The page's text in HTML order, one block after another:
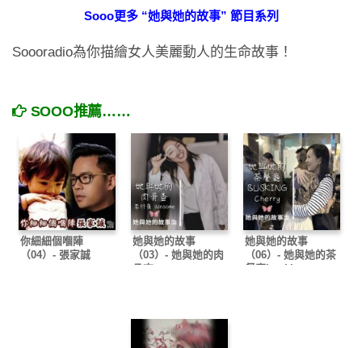
Sooo更多 “她與她的故事” 節目系列
Soooradio為你描繪女人美麗動人的生命故事！
SOOO推薦……
你細細個嗰陣
（04）- 張家誠
她與她的故事
（03）- 她與她的肉
骨查
她與她的故事
（06）- 她與她的茶
餐廳busking